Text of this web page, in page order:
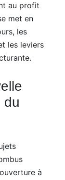
au profit
met en
les
les leviers
du
à